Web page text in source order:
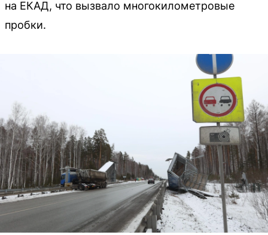
на ЕКАД, что вызвало многокилометровые
пробки.